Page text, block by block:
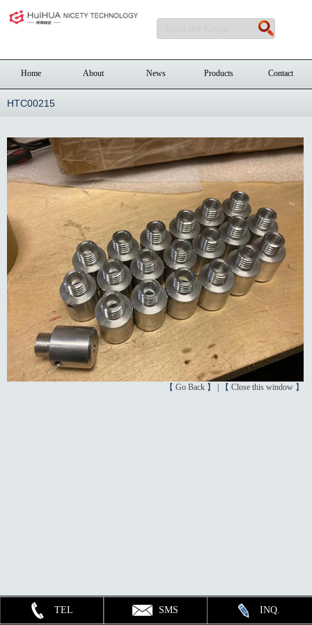
Home About News Products Contact
HTC00215
【 Go Back】 | 【 Close this window】
TEL SMS INQ.